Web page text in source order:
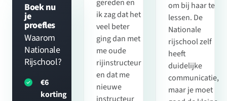
om bij haar te
lessen. De
Nationale
rijschool zelf
heeft
duidelijke
communicatie,
maar je moet
gereden en
ik zag dat het
veel beter
ging dan met
me oude
rijinstructeur
en dat me
nieuwe
Boek nu
je
proefles
Waarom
Nationale
Rijschool?
€6
korting